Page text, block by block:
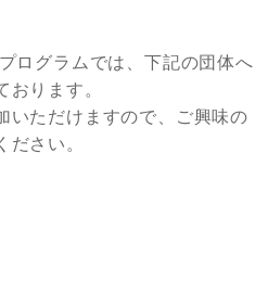
ログラムでは、下記の団体へ
ります。
いただけますので、ご興味の
さい。